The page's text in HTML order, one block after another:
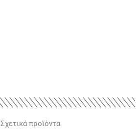
Σχετικά προϊόντα